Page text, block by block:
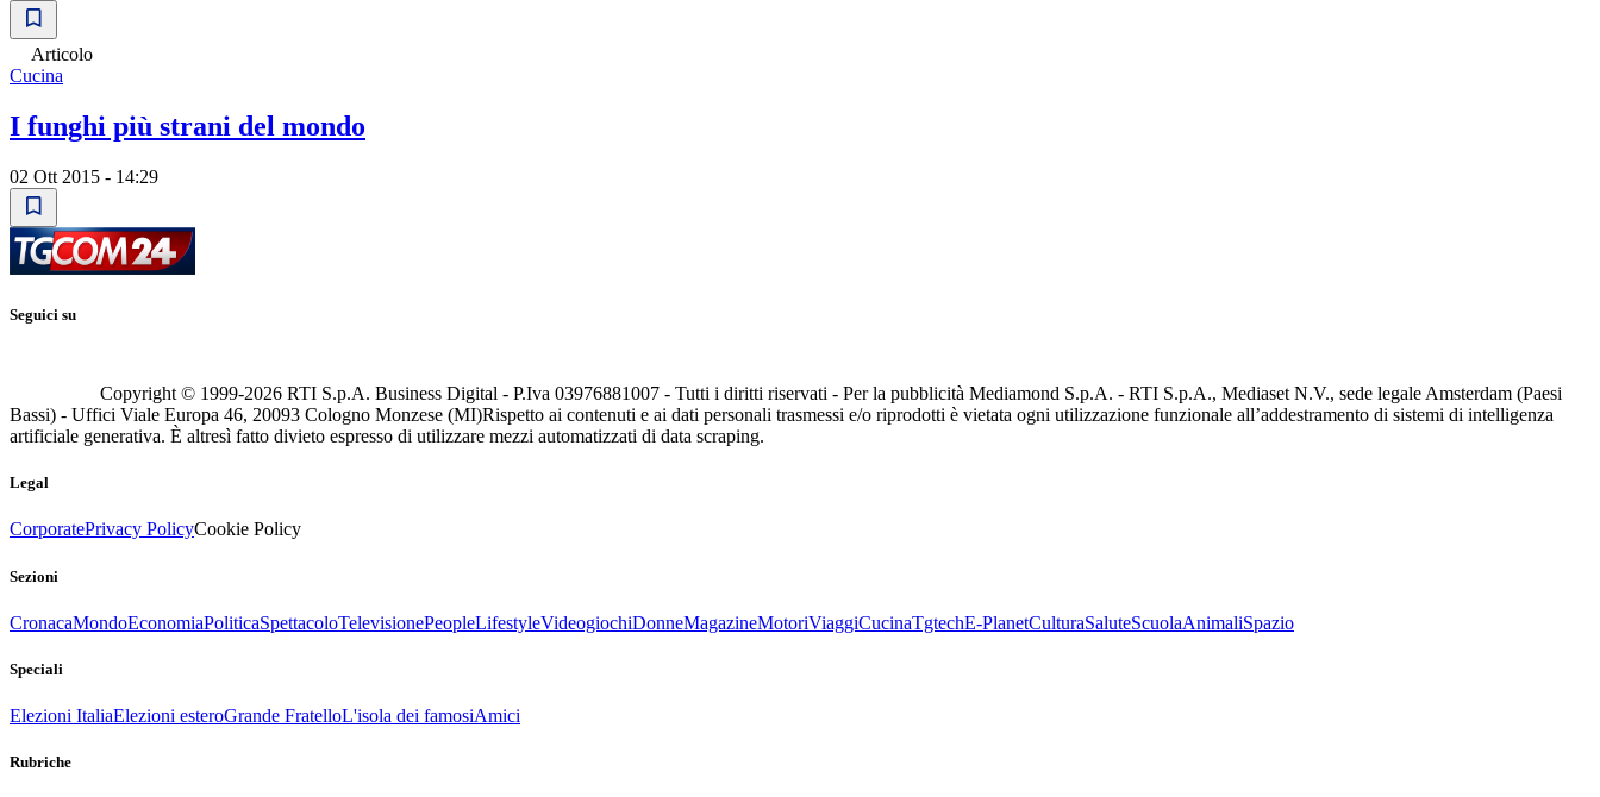
Articolo
Cucina
I funghi più strani del mondo
02 Ott 2015 - 14:29
Seguici su
Copyright © 1999-2026 RTI S.p.A. Business Digital - P.Iva 03976881007 - Tutti i diritti riservati - Per la pubblicità Mediamond S.p.A. - RTI S.p.A., Mediaset N.V., sede legale Amsterdam (Paesi
Bassi) - Uffici Viale Europa 46, 20093 Cologno Monzese (MI)Rispetto ai contenuti e ai dati personali trasmessi e/o riprodotti è vietata ogni utilizzazione funzionale all’addestramento di sistemi di intelligenza
artificiale generativa. È altresì fatto divieto espresso di utilizzare mezzi automatizzati di data scraping.
Legal
CorporatePrivacy PolicyCookie Policy
Sezioni
CronacaMondoEconomiaPoliticaSpettacoloTelevisionePeopleLifestyleVideogiochiDonneMagazineMotoriViaggiCucinaTgtechE-PlanetCulturaSaluteScuolaAnimaliSpazio
Speciali
Elezioni ItaliaElezioni esteroGrande FratelloL'isola dei famosiAmici
Rubriche